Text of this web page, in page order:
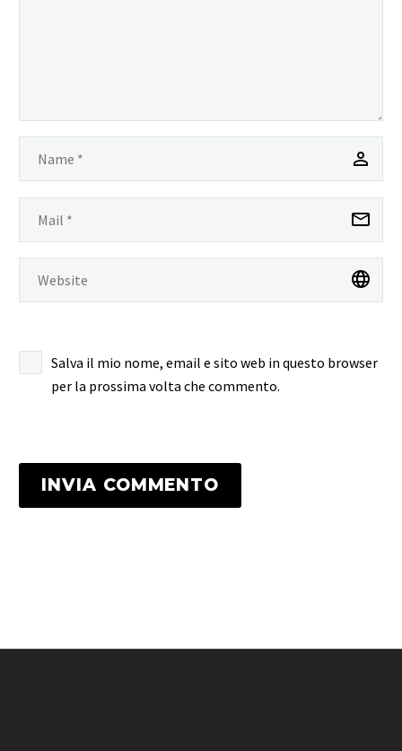
Salva il mio nome, email e sito web in questo browser
per la prossima volta che commento.
INVIA COMMENTO